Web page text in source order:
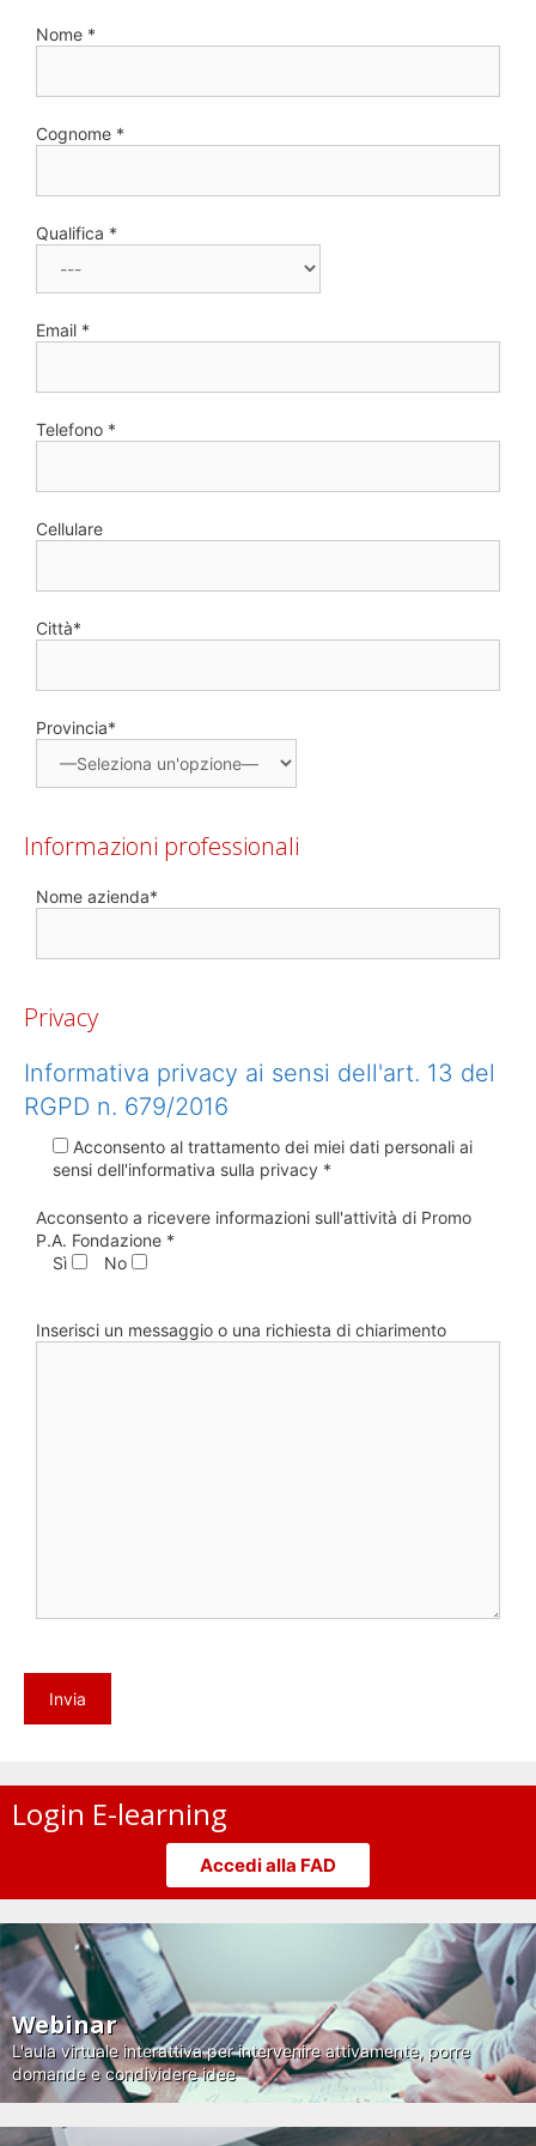
Nome *
Cognome *
Qualifica *
Email *
Telefono *
Cellulare
Città*
Provincia*
Informazioni professionali
Nome azienda*
Privacy
Informativa privacy ai sensi dell'art. 13 del
RGPD n. 679/2016
Acconsento al trattamento dei miei dati personali ai
sensi dell'informativa sulla privacy *
Acconsento a ricevere informazioni sull'attività di Promo
P.A. Fondazione *
Sì
No
Inserisci un messaggio o una richiesta di chiarimento
Login E-learning
Accedi alla FAD
Webinar
L'aula virtuale interattiva per intervenire attivamente, porre
domande e condividere idee